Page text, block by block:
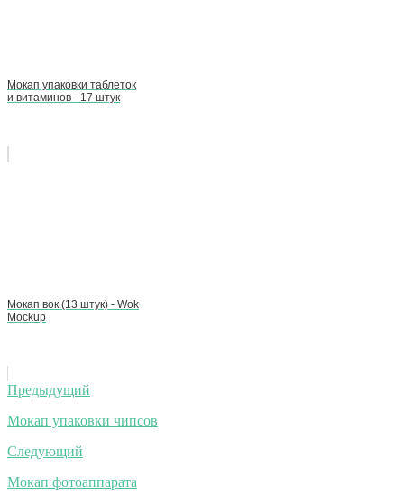
Мокап упаковки таблеток
и витаминов - 17 штук
Мокап вок (13 штук) - Wok
Mockup
Навигация
по
записям
Предыдущий
Мокап упаковки чипсов
Следующий
Мокап фотоаппарата